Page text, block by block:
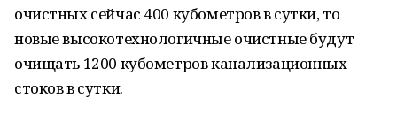
очистных сейчас 400 кубометров в сутки, то
новые высокотехнологичные очистные будут
очищать 1200 кубометров канализационных
стоков в сутки.